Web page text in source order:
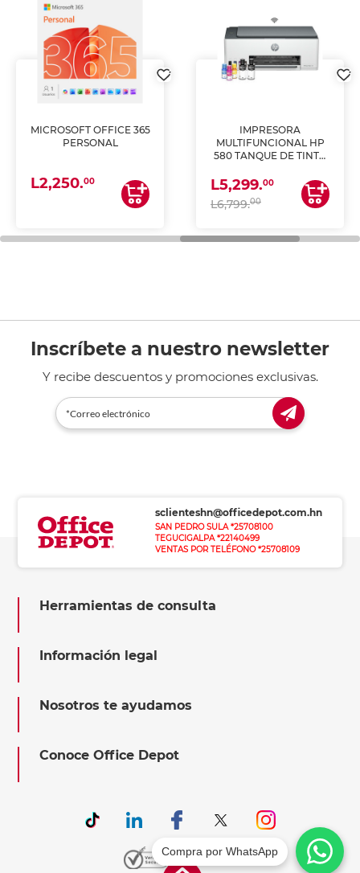
MICROSOFT OFFICE 365
PERSONAL
L2,250.00
IMPRESORA
MULTIFUNCIONAL HP
580 TANQUE DE TINTA
ESCANEA)
L5,299.00
L6,799.00
Inscríbete a nuestro newsletter
Y recibe descuentos y promociones exclusivas.
sclienteshn@officedepot.com.hn
SAN PEDRO SULA *25708100
TEGUCIGALPA *22140499
VENTAS POR TELÉFONO *25708109
Herramientas de consulta
Información legal
Nosotros te ayudamos
Conoce Office Depot
Compra por WhatsApp